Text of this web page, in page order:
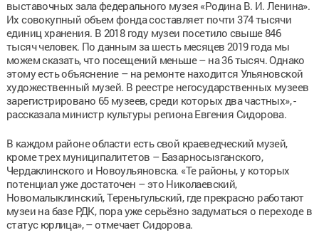
выставочных зала федерального музея «Родина В. И. Ленина».
Их совокупный объем фонда составляет почти 374 тысячи
единиц хранения. В 2018 году музеи посетило свыше 846
тысяч человек. По данным за шесть месяцев 2019 года мы
можем сказать, что посещений меньше – на 36 тысяч. Однако
этому есть объяснение – на ремонте находится Ульяновской
художественный музей. В реестре негосударственных музеев
зарегистрировано 65 музеев, среди которых два частных», -
рассказала министр культуры региона Евгения Сидорова.
В каждом районе области есть свой краеведческий музей,
кроме трех муниципалитетов – Базарносызганского,
Чердаклинского и Новоульяновска. «Те районы, у которых
потенциал уже достаточен – это Николаевский,
Новомалыклинский, Тереньгульский, где прекрасно работают
музеи на базе РДК, пора уже серьёзно задуматься о переходе в
статус юрлица», – отмечает Сидорова.